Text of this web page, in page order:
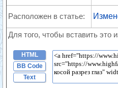
Расположен в статье:
Для того, чтобы вставить это
HTML
BB Code
Text